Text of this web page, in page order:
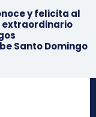
y felicita al
extraordinario
Santo Domingo